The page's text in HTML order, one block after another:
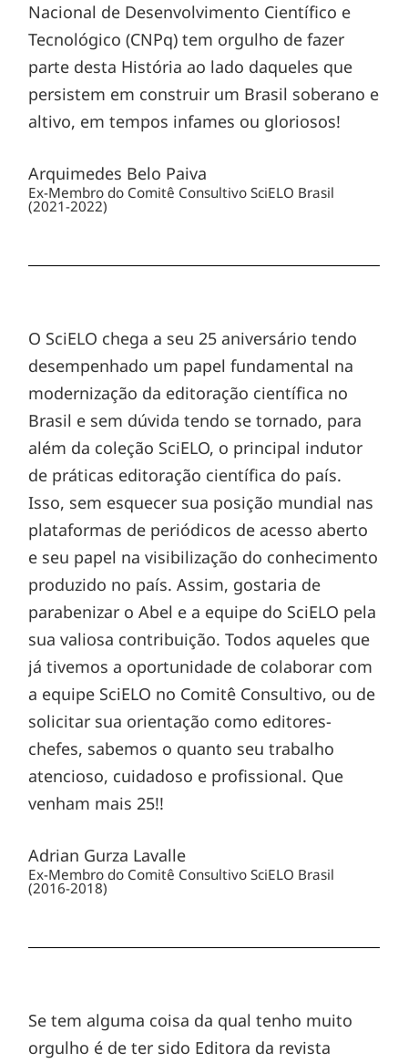
Nacional de Desenvolvimento Científico e
Tecnológico (CNPq) tem orgulho de fazer
parte desta História ao lado daqueles que
persistem em construir um Brasil soberano e
altivo, em tempos infames ou gloriosos!
Arquimedes Belo Paiva
Ex-Membro do Comitê Consultivo SciELO Brasil
(2021-2022)
O SciELO chega a seu 25 aniversário tendo
desempenhado um papel fundamental na
modernização da editoração científica no
Brasil e sem dúvida tendo se tornado, para
além da coleção SciELO, o principal indutor
de práticas editoração científica do país.
Isso, sem esquecer sua posição mundial nas
plataformas de periódicos de acesso aberto
e seu papel na visibilização do conhecimento
produzido no país. Assim, gostaria de
parabenizar o Abel e a equipe do SciELO pela
sua valiosa contribuição. Todos aqueles que
já tivemos a oportunidade de colaborar com
a equipe SciELO no Comitê Consultivo, ou de
solicitar sua orientação como editores-
chefes, sabemos o quanto seu trabalho
atencioso, cuidadoso e profissional. Que
venham mais 25!!
Adrian Gurza Lavalle
Ex-Membro do Comitê Consultivo SciELO Brasil
(2016-2018)
Se tem alguma coisa da qual tenho muito
orgulho é de ter sido Editora da revista